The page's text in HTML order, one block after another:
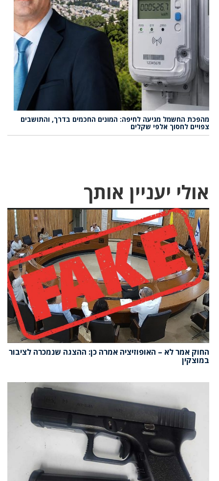
מהפכת החשמל מגיעה לחיפה: המונים החכמים בדרך, והתושבים
צפויים לחסוך אלפי שקלים
אולי יעניין אותך
החוק אמר לא – האופוזיציה אמרה כן: ההצגה שנמכרה לציבור
במוצקין